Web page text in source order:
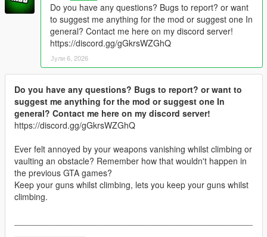
Do you have any questions? Bugs to report? or want
to suggest me anything for the mod or suggest one In
general? Contact me here on my discord server!
https://discord.gg/gGkrsWZGhQ
Јули 6, 2026
Do you have any questions? Bugs to report? or want to
suggest me anything for the mod or suggest one In
general? Contact me here on my discord server!
https://discord.gg/gGkrsWZGhQ
Ever felt annoyed by your weapons vanishing whilst climbing or
vaulting an obstacle? Remember how that wouldn't happen in
the previous GTA games?
Keep your guns whilst climbing, lets you keep your guns whilst
climbing.